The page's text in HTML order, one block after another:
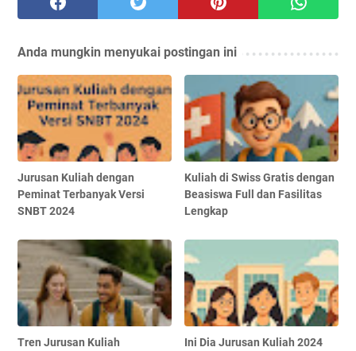
Anda mungkin menyukai postingan ini
Jurusan Kuliah dengan
Peminat Terbanyak Versi
SNBT 2024
Kuliah di Swiss Gratis dengan
Beasiswa Full dan Fasilitas
Lengkap
Tren Jurusan Kuliah
Ini Dia Jurusan Kuliah 2024